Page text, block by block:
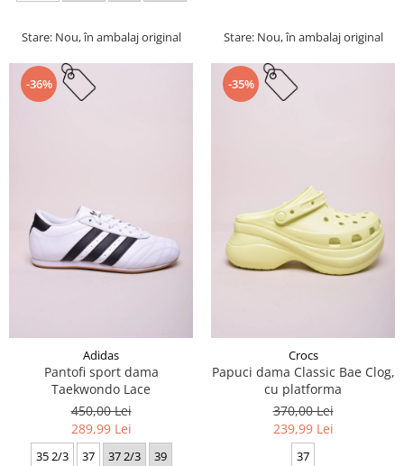
Stare: Nou, în ambalaj original Stare: Nou, în ambalaj original
-36%
Adidas
Pantofi sport dama
Taekwondo Lace
450,00 Lei
289,99 Lei
35 2/3 37 37 2/3
39
-35%
Crocs
Papuci dama Classic Bae Clog,
cu platforma
370,00 Lei
239,99 Lei
37